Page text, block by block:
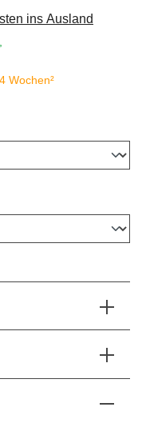
ins Ausland
Wochen²